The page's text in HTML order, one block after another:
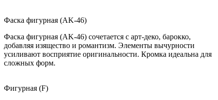
Фаска фигурная (AK-46)
Фаска фигурная (AK-46) сочетается с арт-деко, барокко,
добавляя изящество и романтизм. Элементы вычурности
усиливают восприятие оригинальности. Кромка идеальна для
сложных форм.
Фигурная (F)